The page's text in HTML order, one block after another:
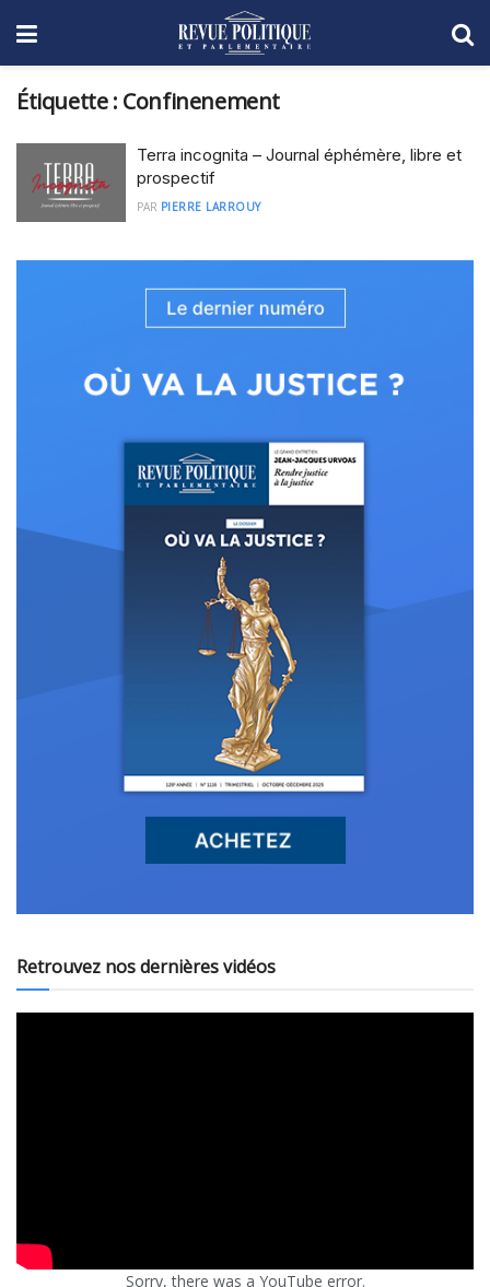
Étiquette : Confinenement
Terra incognita – Journal éphémère, libre et
prospectif
PAR PIERRE LARROUY
Retrouvez nos dernières vidéos
Sorry, there was a YouTube error.